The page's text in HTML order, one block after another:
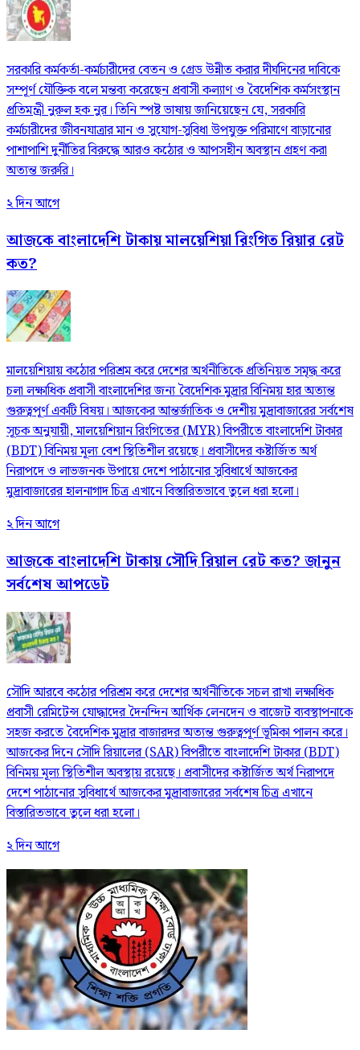
সরকারি কর্মকর্তা-কর্মচারীদের বেতন ও গ্রেড উন্নীত করার দীর্ঘদিনের দাবিকে
সম্পূর্ণ যৌক্তিক বলে মন্তব্য করেছেন প্রবাসী কল্যাণ ও বৈদেশিক কর্মসংস্থান
প্রতিমন্ত্রী নুরুল হক নুর। তিনি স্পষ্ট ভাষায় জানিয়েছেন যে, সরকারি
কর্মচারীদের জীবনযাত্রার মান ও সুযোগ-সুবিধা উপযুক্ত পরিমাণে বাড়ানোর
পাশাপাশি দুর্নীতির বিরুদ্ধে আরও কঠোর ও আপসহীন অবস্থান গ্রহণ করা
অত্যন্ত জরুরি।
২ দিন আগে
আজকে বাংলাদেশি টাকায় মালয়েশিয়া রিংগিত রিয়ার রেট
কত?
মালয়েশিয়ায় কঠোর পরিশ্রম করে দেশের অর্থনীতিকে প্রতিনিয়ত সমৃদ্ধ করে
চলা লক্ষাধিক প্রবাসী বাংলাদেশির জন্য বৈদেশিক মুদ্রার বিনিময় হার অত্যন্ত
গুরুত্বপূর্ণ একটি বিষয়। আজকের আন্তর্জাতিক ও দেশীয় মুদ্রাবাজারের সর্বশেষ
সূচক অনুযায়ী, মালয়েশিয়ান রিংগিতের (MYR) বিপরীতে বাংলাদেশি টাকার
(BDT) বিনিময় মূল্য বেশ স্থিতিশীল রয়েছে। প্রবাসীদের কষ্টার্জিত অর্থ
নিরাপদে ও লাভজনক উপায়ে দেশে পাঠানোর সুবিধার্থে আজকের
মুদ্রাবাজারের হালনাগাদ চিত্র এখানে বিস্তারিতভাবে তুলে ধরা হলো।
২ দিন আগে
আজকে বাংলাদেশি টাকায় সৌদি রিয়াল রেট কত? জানুন
সর্বশেষ আপডেট
সৌদি আরবে কঠোর পরিশ্রম করে দেশের অর্থনীতিকে সচল রাখা লক্ষাধিক
প্রবাসী রেমিটেন্স যোদ্ধাদের দৈনন্দিন আর্থিক লেনদেন ও বাজেট ব্যবস্থাপনাকে
সহজ করতে বৈদেশিক মুদ্রার বাজারদর অত্যন্ত গুরুত্বপূর্ণ ভূমিকা পালন করে।
আজকের দিনে সৌদি রিয়ালের (SAR) বিপরীতে বাংলাদেশি টাকার (BDT)
বিনিময় মূল্য স্থিতিশীল অবস্থায় রয়েছে। প্রবাসীদের কষ্টার্জিত অর্থ নিরাপদে
দেশে পাঠানোর সুবিধার্থে আজকের মুদ্রাবাজারের সর্বশেষ চিত্র এখানে
বিস্তারিতভাবে তুলে ধরা হলো।
২ দিন আগে